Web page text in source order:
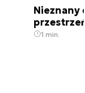
Nieznany
1 min.